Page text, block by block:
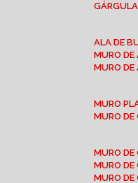
ALA DE
MURO
MURO
MURO
MURO
MURO
MURO
MURO